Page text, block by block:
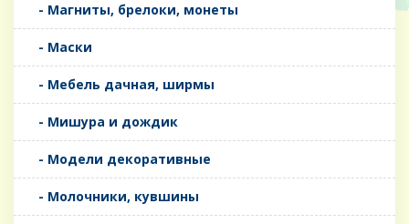
- Магниты, брелоки, монеты
- Маски
- Мебель дачная, ширмы
- Мишура и дождик
- Модели декоративные
- Молочники, кувшины